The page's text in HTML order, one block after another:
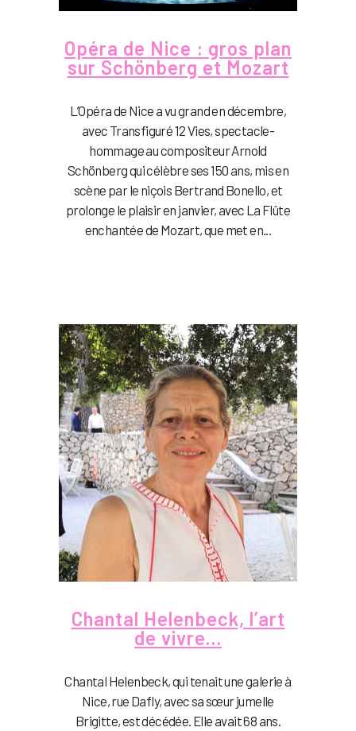
Opéra de Nice : gros plan
sur Schönberg et Mozart
L’Opéra de Nice a vu grand en décembre,
avec Transfiguré 12 Vies, spectacle-
hommage au compositeur Arnold
Schönberg qui célèbre ses 150 ans, mis en
scène par le niçois Bertrand Bonello, et
prolonge le plaisir en janvier, avec La Flûte
enchantée de Mozart, que met en...
Chantal Helenbeck, l’art
de vivre…
Chantal Helenbeck, qui tenait une galerie à
Nice, rue Dafly, avec sa sœur jumelle
Brigitte, est décédée. Elle avait 68 ans.